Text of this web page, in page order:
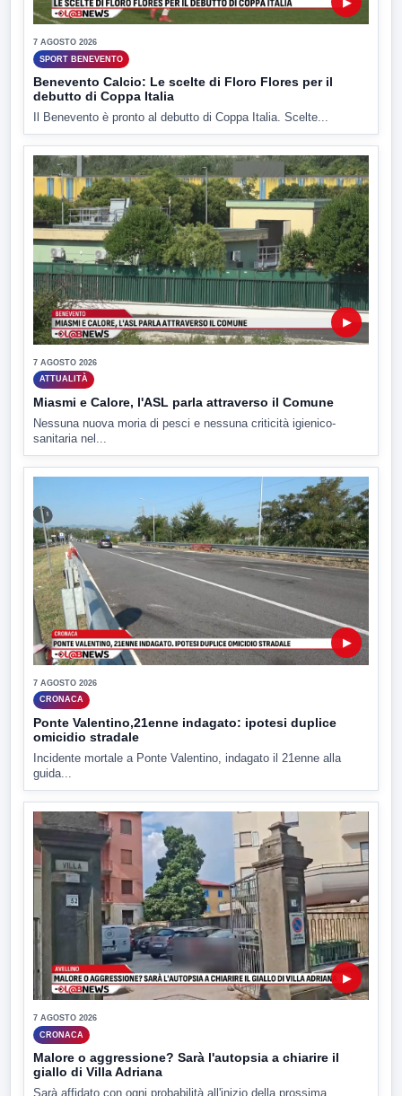
7 AGOSTO 2026
SPORT BENEVENTO
Benevento Calcio: Le scelte di Floro Flores per il
debutto di Coppa Italia
Il Benevento è pronto al debutto di Coppa Italia. Scelte...
▶
7 AGOSTO 2026
ATTUALITÀ
Miasmi e Calore, l'ASL parla attraverso il Comune
Nessuna nuova moria di pesci e nessuna criticità igienico-
sanitaria nel...
▶
7 AGOSTO 2026
CRONACA
Ponte Valentino,21enne indagato: ipotesi duplice
omicidio stradale
Incidente mortale a Ponte Valentino, indagato il 21enne alla
guida...
▶
7 AGOSTO 2026
CRONACA
Malore o aggressione? Sarà l'autopsia a chiarire il
giallo di Villa Adriana
Sarà affidato con ogni probabilità all'inizio della prossima